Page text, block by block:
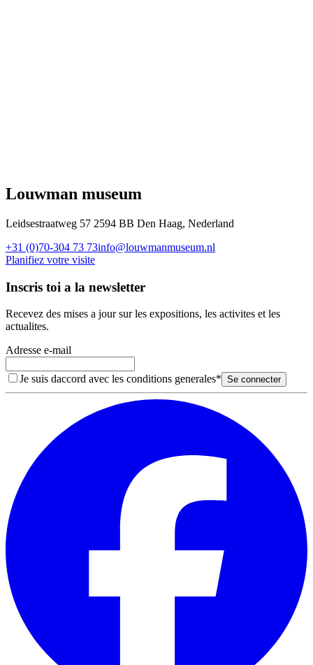
Louwman museum
Leidsestraatweg 57 2594 BB Den Haag, Nederland
+31 (0)70-304 73 73info@louwmanmuseum.nl
Planifiez votre visite
Inscris toi a la newsletter
Recevez des mises a jour sur les expositions, les activites et les
actualites.
Adresse e-mail
Je suis daccord avec les conditions generales* Se connecter